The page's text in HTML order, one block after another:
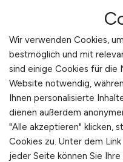
und
Energiespeicherung.
Für Arbeitgeber
Stellenanzeigen
Mediadaten &
Arbeitgeber Seite
Wir verwenden Cookies,
bestmöglich und mit
sind einige Cookies für die
Website notwendig,
Ihnen personalisierte
dienen außerdem
"Alle akzeptieren" klicken,
Cookies zu. Unter dem
jeder Seite können Sie